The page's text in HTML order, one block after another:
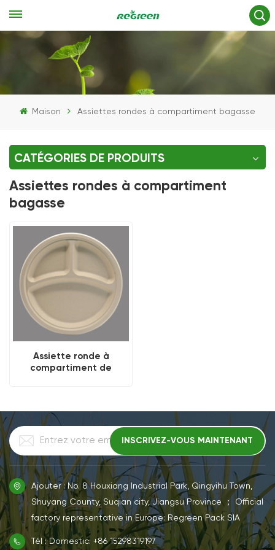
Maison Assiettes rondes à compartiment bagasse
CATÉGORIES DE PRODUITS
Assiettes rondes à compartiment
bagasse
Assiette ronde à
compartiment de
Ajouter : No. 8 Houxiang Industrial Park, Qingyihu Town,
Shuyang County, Suqian city, Jiangsu Province ； Official
factory representative in Europe: Regreen Pack SIA
Tél : Domestic: +86 15298319197